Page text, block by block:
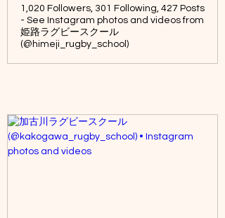
1,020 Followers, 301 Following, 427 Posts
- See Instagram photos and videos from
姫路ラグビースクール
(@himeji_rugby_school)